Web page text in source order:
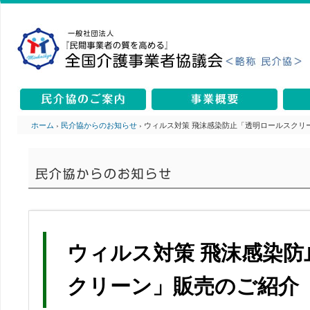
ホーム › 民介協からのお知らせ › ウィルス対策 飛沫感染防止「透明ロールスクリ
ウィルス対策 飛沫感染
クリーン」販売のご紹介